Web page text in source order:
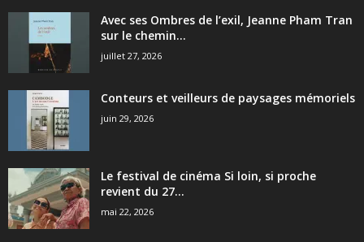
Avec ses Ombres de l’exil, Jeanne Pham Tran
sur le chemin...
juillet 27, 2026
Conteurs et veilleurs de paysages mémoriels
juin 29, 2026
Le festival de cinéma Si loin, si proche
revient du 27...
mai 22, 2026